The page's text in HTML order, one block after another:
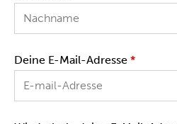
Deine E-Mail-Adresse *